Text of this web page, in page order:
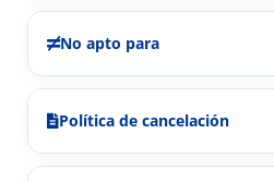
No apto para
Política de cancelación